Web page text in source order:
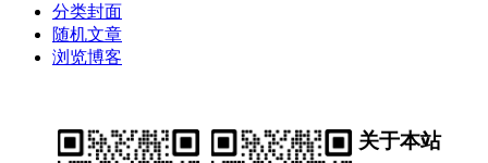
分类封面
随机文章
浏览博客
关于本站